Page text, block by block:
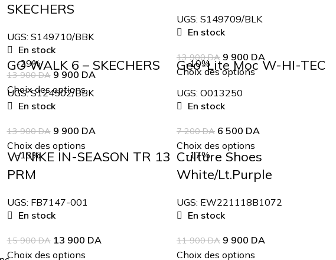
SKECHERS
UGS: S149710/BBK
En stock
13 900DA 9 900 DA
Choix des options
UGS: S149709/BLK
En stock
13 900DA 9 900 DA
Choix des options
-29%
GO WALK 6 – SKECHERS
UGS:S124502/BBK
En stock
13 900DA 9 900 DA
Choix des options
-10%
Geo-Lite Moc W-HI-TEC
UGS: O013250
En stock
7 200DA 6 500 DA
Choix des options
-13%
W NIKE IN-SEASON TR 13
PRM
UGS: FB7147-001
En stock
15 900DA 13 900 DA
Choix des options
-17%
Culture Shoes
White/Lt.Purple
UGS: EW221118B1072
En stock
11 900DA 9 900 DA
Choix des options